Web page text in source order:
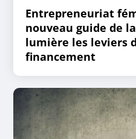
Entrepreneuriat
nouveau guide de
lumière les leviers
financement